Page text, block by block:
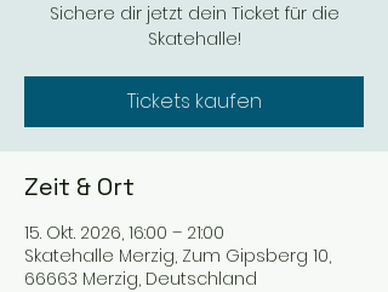
Sichere dir jetzt dein Ticket für die
Skatehalle!
Tickets kaufen
Zeit & Ort
15. Okt. 2026, 16:00 – 21:00
Skatehalle Merzig, Zum Gipsberg 10,
66663 Merzig, Deutschland